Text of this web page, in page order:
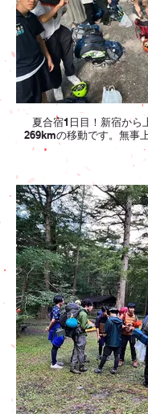
夏合宿1日目！新宿から
269kmの移動です。無事